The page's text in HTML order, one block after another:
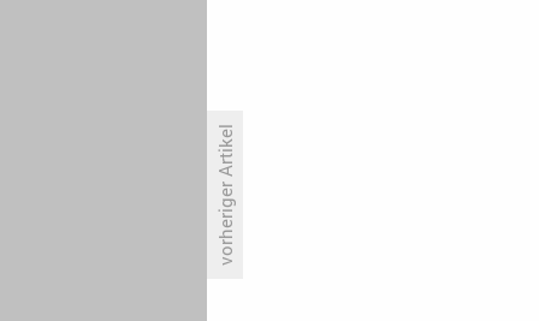
vorheriger Artikel